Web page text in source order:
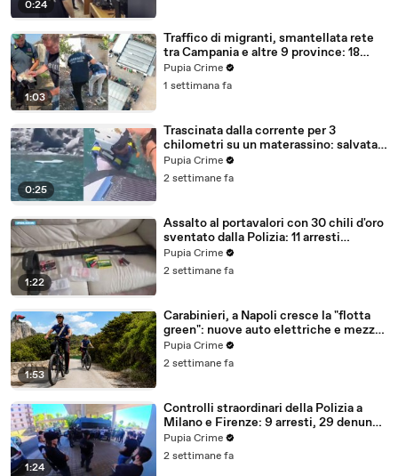
0:24
1:03
Traffico di migranti, smantellata rete
tra Campania e altre 9 province: 18
arresti (27.07.26)
Pupia Crime
1 settimana fa
0:25
Trascinata dalla corrente per 3
chilometri su un materassino: salvata
dalla Polizia (25.07.26)
Pupia Crime
2 settimane fa
1:22
Assalto al portavalori con 30 chili d'oro
sventato dalla Polizia: 11 arresti
(25.07.26)
Pupia Crime
2 settimane fa
1:53
Carabinieri, a Napoli cresce la "flotta
green": nuove auto elettriche e mezzi
sostenibili anche sulle isole (25.07.26)
Pupia Crime
2 settimane fa
1:24
Controlli straordinari della Polizia a
Milano e Firenze: 9 arresti, 29 denunce
e oltre 7mila persone identificate
(25.07.26)
Pupia Crime
2 settimane fa